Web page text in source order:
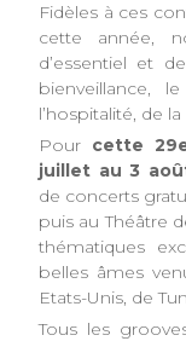
Fidèles à ces
cette année,
d’essentiel et
bienveillance,
l’hospitalité, de
Pour cette
juillet au 3
de concerts
puis au Théâtre
thématiques
belles âmes
Etats-Unis, de
Tous les